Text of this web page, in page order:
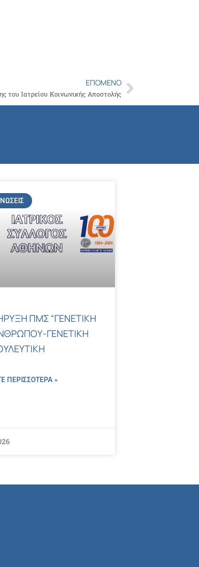
ΕΠΌΜΕΝΟ
του Ιατρείου Κοινωνικής ΑποστολήςNext
ΠΜΣ “ΓΕΝΕΤΙΚΗ
ΓΕΝΕΤΙΚΗ
ΠΕΡΙΣΣΌΤΕΡΑ »